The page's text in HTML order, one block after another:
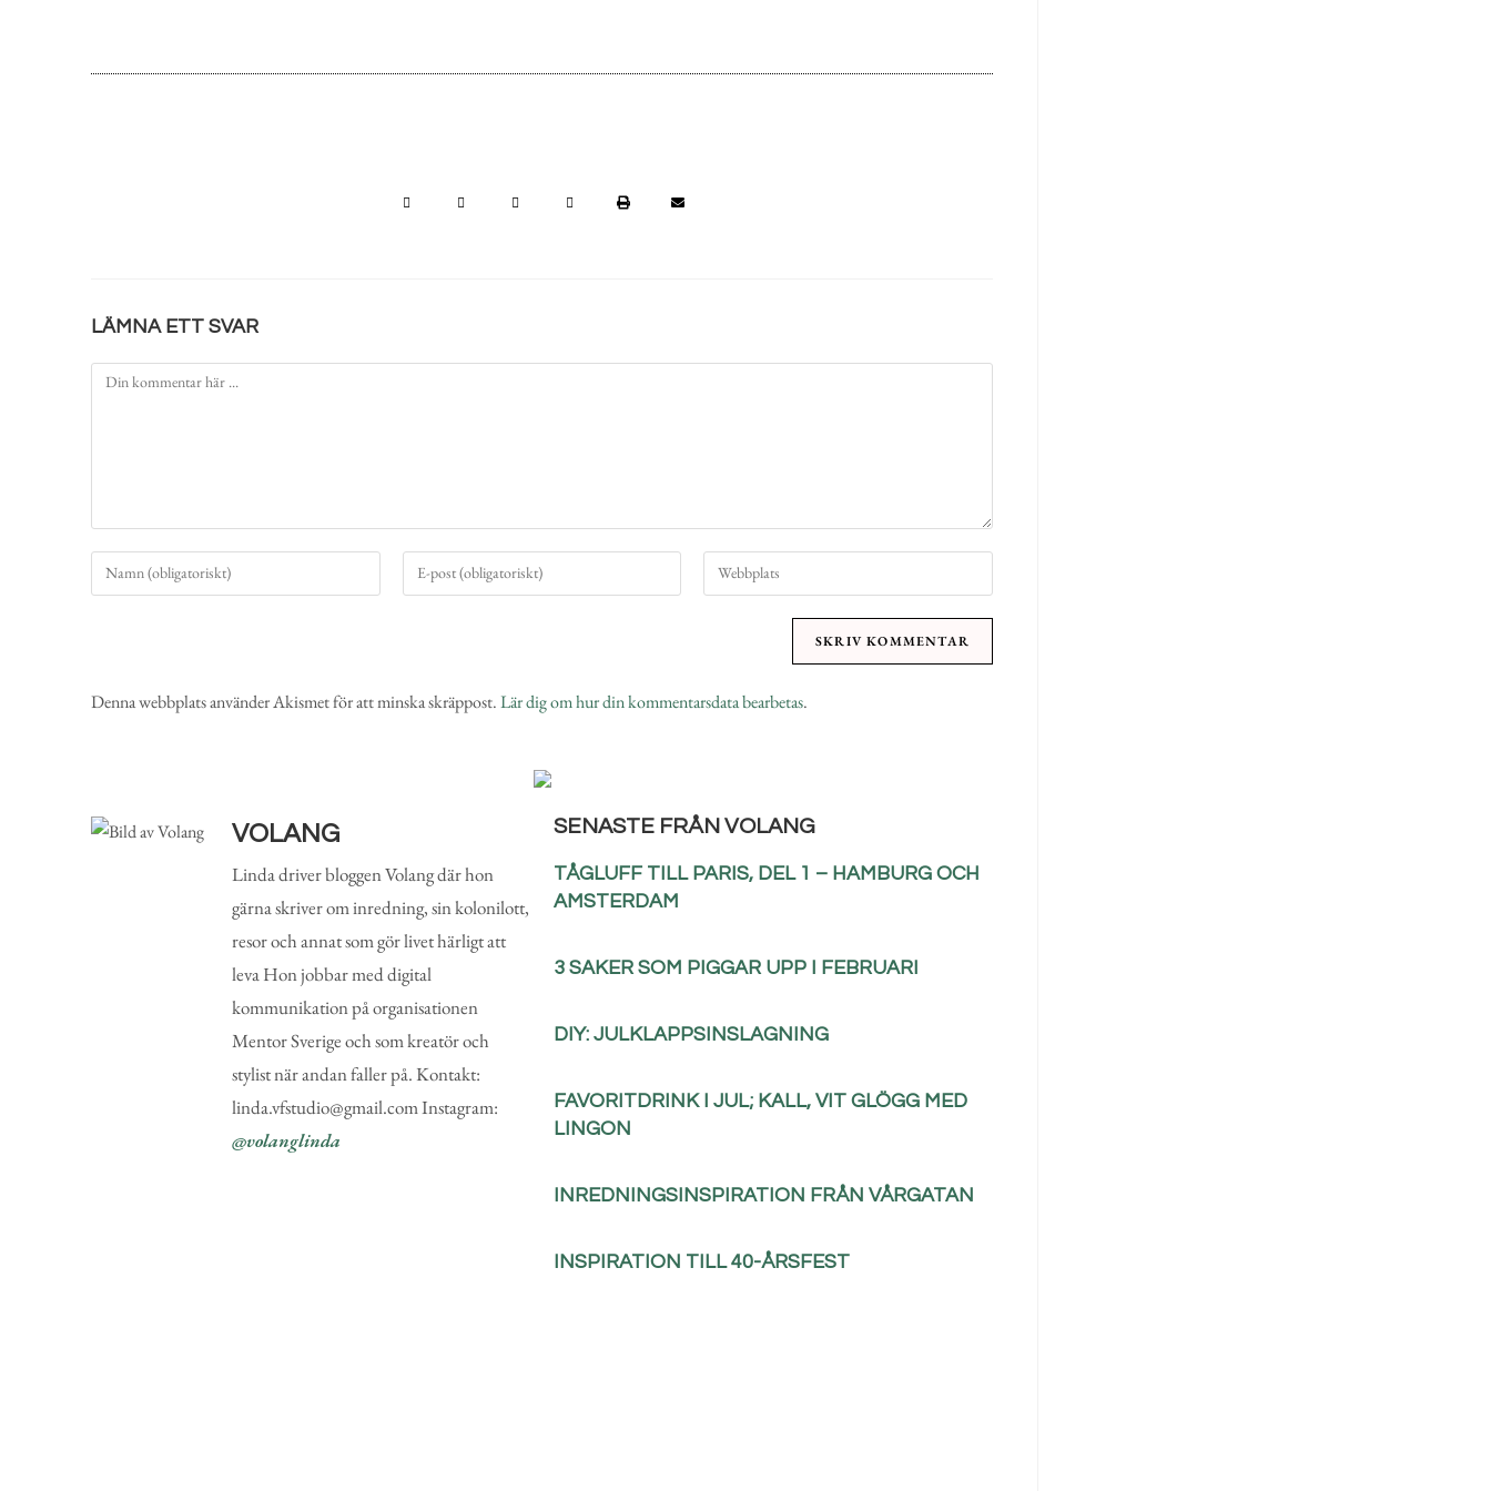
LÄMNA ETT SVAR
Denna webbplats använder Akismet för att minska skräppost.Lär dig om hur din kommentarsdata bearbetas.
VOLANG
Linda driver bloggen Volang där hon
gärna skriver om inredning, sin kolonilott,
resor och annat som gör livet härligt att
leva Hon jobbar med digital
kommunikation på organisationen
Mentor Sverige och som kreatör och
stylist när andan faller på. Kontakt:
linda.vfstudio@gmail.com Instagram:
@volanglinda
SENASTE FRÅN VOLANG
TÅGLUFF TILL PARIS, DEL 1 – HAMBURG OCH
AMSTERDAM
3 SAKER SOM PIGGAR UPP I FEBRUARI
DIY: JULKLAPPSINSLAGNING
FAVORITDRINK I JUL; KALL, VIT GLÖGG MED
LINGON
INREDNINGSINSPIRATION FRÅN VÅRGATAN
INSPIRATION TILL 40-ÅRSFEST